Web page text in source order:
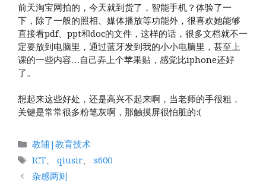
前天淘宝网拍的，今天就到货了，智能手机？体验了一
下，除了一般的照相、媒体播放等功能外，很喜欢她能够
直接看pdf、ppt和doc的文件，这样的话，很多文档就不一
定要放到电脑里，通过蓝牙发到我的小小电脑里，甚至上
课的一些内容…自己弄上个苹果贴，感觉比iphone还好
了。
想起来这些好处，还是高兴不起来啊，当老师的手很粗，
关键是常常很多粉笔灰啊，那触摸屏很怕脏的:(
分
类
教辅|教育技术
标
签
ICT、 qiusir、 s600
杂感两则